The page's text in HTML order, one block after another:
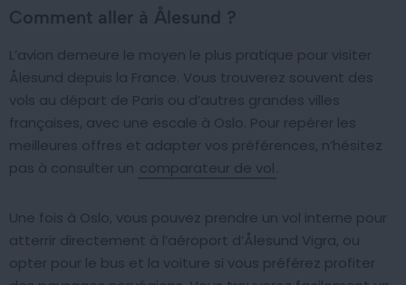
Comment aller à Ålesund ?
L’avion demeure le moyen le plus pratique pour visiter
Ålesund depuis la France. Vous trouverez souvent des
vols au départ de Paris ou d’autres grandes villes
françaises, avec une escale à Oslo. Pour repérer les
meilleures offres et adapter vos préférences, n’hésitez
pas à consulter un comparateur de vol
Une fois à Oslo, vous pouvez prendre un vol interne pour
atterrir directement à l’aéroport d’Ålesund Vigra, ou
opter pour le bus et la voiture si vous préférez profiter